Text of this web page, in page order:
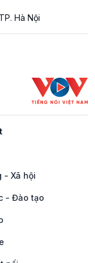
Hà Nội
- Xã hội
- Đào tạo